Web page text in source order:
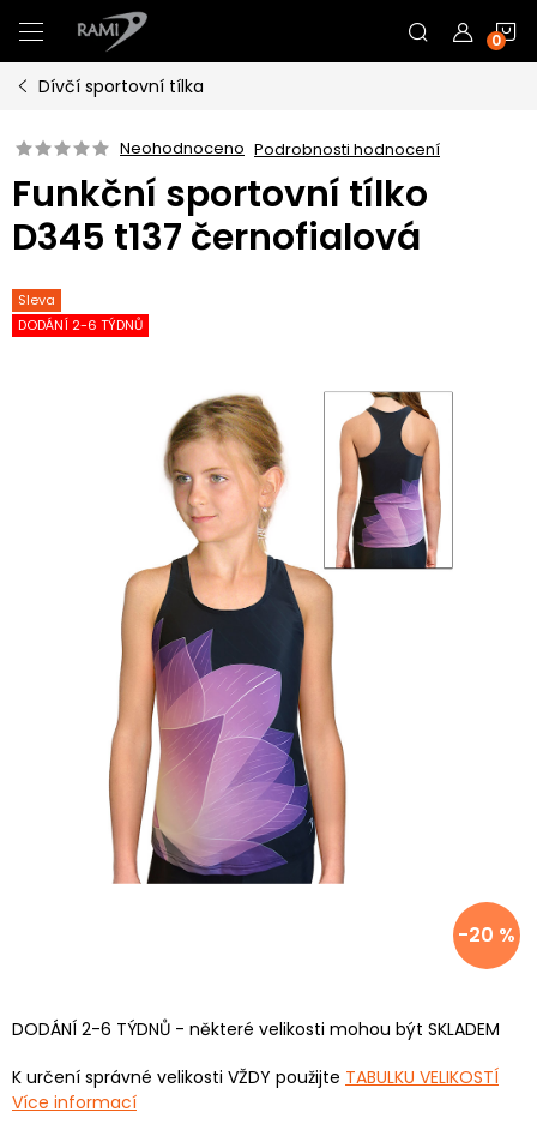
na
obsah
Dívčí sportovní tílka
Neohodnoceno Podrobnosti hodnocení
Funkční sportovní tílko
D345 t137 černofialová
Sleva
DODÁNÍ 2-6 TÝDNŮ
-20 %
DODÁNÍ 2-6 TÝDNŮ - některé velikosti mohou být SKLADEM
K určení správné velikosti VŽDY použijte TABULKU VELIKOSTÍ
Více informací